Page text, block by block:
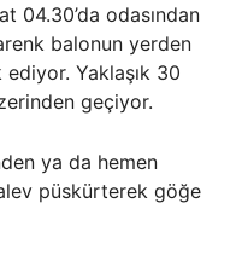
04.30’da odasından
balonun yerden
Yaklaşık 30
geçiyor.
ya da hemen
püskürterek göğe